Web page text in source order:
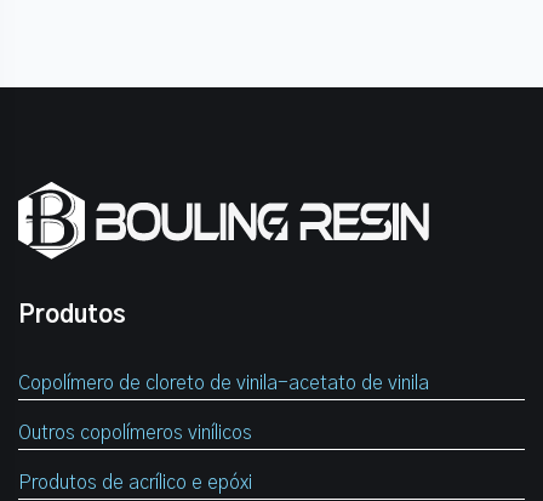
Produtos
Copolímero de cloreto de vinila-acetato de vinila
Outros copolímeros vinílicos
Produtos de acrílico e epóxi